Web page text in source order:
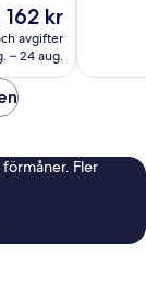
162 kr
162 kr
avgifter
– 24 aug.
Fler